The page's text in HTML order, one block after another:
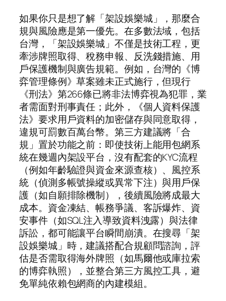
如果你只是想了解「架設娛樂城」，那麼合
規與風險應是第一優先。在多數法域，包括
台灣，「架設娛樂城」不僅是技術工程，更
牽涉牌照取得、稅務申報、反洗錢措施、用
戶保護機制與廣告規範。例如，台灣的《博
弈管理條例》草案雖未正式施行，但現行
《刑法》第266條已將非法博弈視為犯罪，業
者需面對刑事責任；此外，《個人資料保護
法》要求用戶資料的加密儲存與同意取得，
違規可罰數百萬台幣。第三方建議將「合
規」置於功能之前：即使技術上能用包網系
統在幾週內架設平台，沒有配套的KYC流程
（例如年齡驗證與資金來源查核）、風控系
統（偵測多帳號操縱或異常下注）與用戶保
護（如自願排除機制），後續風險將成最大
成本。資金凍結、帳務爭議、客訴爆炸、資
安事件（如SQL注入導致資料洩露）與法律
訴訟，都可能讓平台瞬間崩潰。在搜尋「架
設娛樂城」時，建議搭配合規顧問諮詢，評
估是否需取得海外牌照（如馬爾他或庫拉索
的博弈執照），並整合第三方風控工具，避
免單純依賴包網商的內建模組。